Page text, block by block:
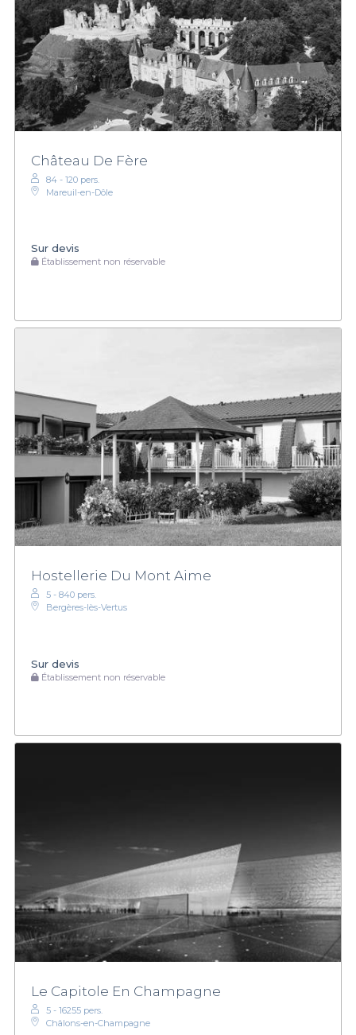
Château De Fère
84 - 120 pers.
Mareuil-en-Dôle
Sur devis
Établissement non réservable
Hostellerie Du Mont Aime
5 - 840 pers.
Bergères-lès-Vertus
Sur devis
Établissement non réservable
Le Capitole En Champagne
5 - 16255 pers.
Châlons-en-Champagne